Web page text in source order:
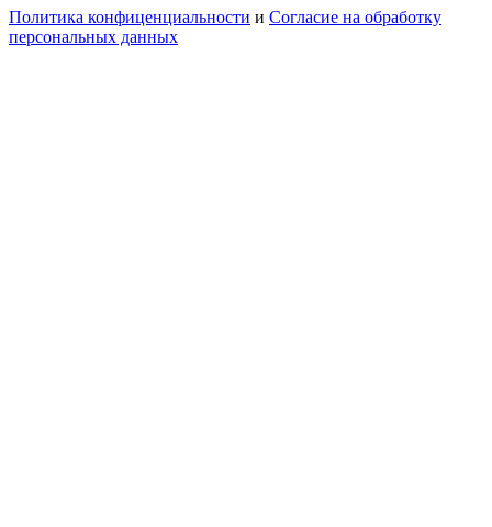
Политика конфиценциальности и Согласие на обработку
персональных данных